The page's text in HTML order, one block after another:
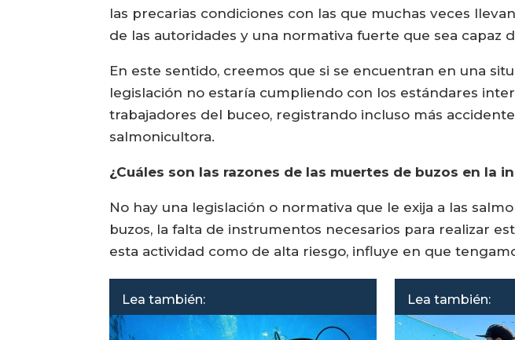
las precarias condiciones con las que muchas veces
de las autoridades y una normativa fuerte que sea capaz
En este sentido, creemos que si se encuentran en una
legislación no estaría cumpliendo con los estándares
trabajadores del buceo, registrando incluso más
salmonicultora.
¿Cuáles son las razones de las muertes de buzos en la
No hay una legislación o normativa que le exija a las
buzos, la falta de instrumentos necesarios para realizar
esta actividad como de alta riesgo, influye en que
Lea también: Lea también: